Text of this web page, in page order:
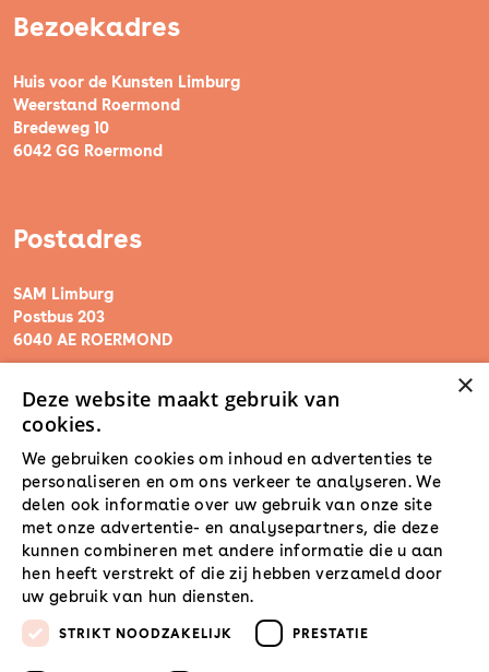
Bezoekadres
Huis voor de Kunsten Limburg
Weerstand Roermond
Bredeweg 10
6042 GG Roermond
Postadres
SAM Limburg
Postbus 203
6040 AE ROERMOND
steunpunt@sam-limburg.nl
0475-399281
×
Deze website maakt gebruik van
cookies.
We gebruiken cookies om inhoud en advertenties te
personaliseren en om ons verkeer te analyseren. We
delen ook informatie over uw gebruik van onze site
met onze advertentie- en analysepartners, die deze
kunnen combineren met andere informatie die u aan
hen heeft verstrekt of die zij hebben verzameld door
uw gebruik van hun diensten.
STRIKT NOODZAKELIJK PRESTATIE